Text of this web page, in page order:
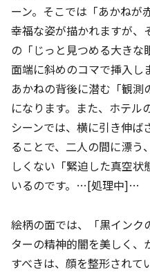
ーン。そこでは「あかねが
幸福な姿が描かれますが、
の「じっと見つめる大きな
面端に斜めのコマで挿入し
あかねの背後に潜む「観測
になります。また、ホテル
シーンでは、横に引き伸ば
ることで、二人の間に漂う
しくない「緊迫した真空状
いるのです。…[処理中]…
絵柄の面では、「黒インク
ターの精神的闇を美しく、
すべきは、顔を整形されて